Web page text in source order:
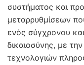
συστήματος και
μεταρρυθμίσεων
ενός σύγχρονου
δικαιοσύνης, με
τεχνολογιών